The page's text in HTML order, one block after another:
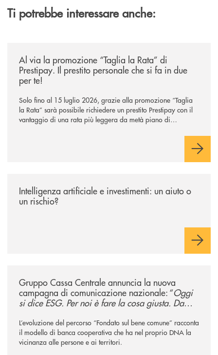
Ti potrebbe interessare anche:
Al via la promozione “Taglia la Rata” di
Prestipay. Il prestito personale che si fa in due
per te!
Solo fino al 15 luglio 2026, grazie alla promozione “Taglia
la Rata” sarà possibile richiedere un prestito Prestipay con il
vantaggio di una rata più leggera da metà piano di
Intelligenza artificiale e investimenti: un aiuto o
un rischio?
Gruppo Cassa Centrale annuncia la nuova
campagna di comunicazione nazionale: “Oggi
si dice ESG. Per noi è fare la cosa giusta. Da
L’evoluzione del percorso “Fondato sul bene comune” racconta
il modello di banca cooperativa che ha nel proprio DNA la
vicinanza alle persone e ai territori.